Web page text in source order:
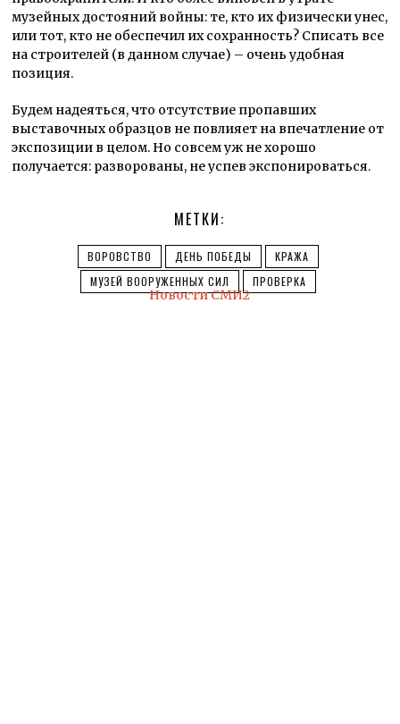
музейных достояний войны: те, кто их физически унес,
или тот, кто не обеспечил их сохранность? Списать все
на строителей (в данном случае) – очень удобная
позиция.
Будем надеяться, что отсутствие пропавших
выставочных образцов не повлияет на впечатление от
экспозиции в целом. Но совсем уж не хорошо
получается: разворованы, не успев экспонироваться.
МЕТКИ:
ВОРОВСТВО ДЕНЬ ПОБЕДЫ
КРАЖА
МУЗЕЙ ВООРУЖЕННЫХ СИЛ
ПРОВЕРКА
Новости СМИ2